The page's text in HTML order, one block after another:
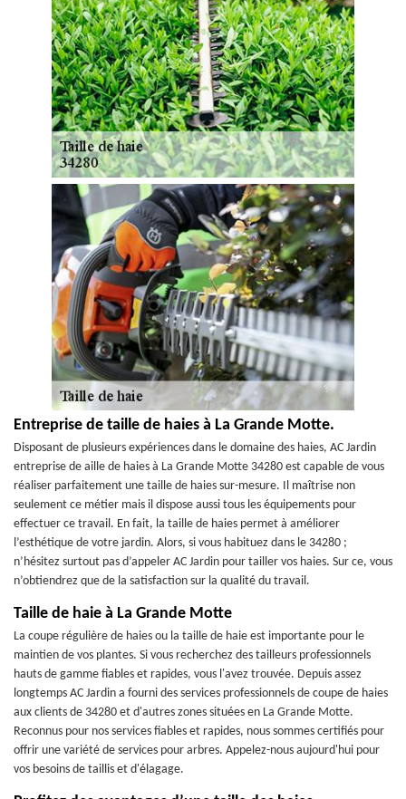
Entreprise de taille de haies à La Grande Motte.
Disposant de plusieurs expériences dans le domaine des haies, AC Jardin
entreprise de aille de haies à La Grande Motte 34280 est capable de vous
réaliser parfaitement une taille de haies sur-mesure. Il maîtrise non
seulement ce métier mais il dispose aussi tous les équipements pour
effectuer ce travail. En fait, la taille de haies permet à améliorer
l’esthétique de votre jardin. Alors, si vous habituez dans le 34280 ;
n’hésitez surtout pas d’appeler AC Jardin pour tailler vos haies. Sur ce, vous
n’obtiendrez que de la satisfaction sur la qualité du travail.
Taille de haie à La Grande Motte
La coupe régulière de haies ou la taille de haie est importante pour le
maintien de vos plantes. Si vous recherchez des tailleurs professionnels
hauts de gamme fiables et rapides, vous l'avez trouvée. Depuis assez
longtemps AC Jardin a fourni des services professionnels de coupe de haies
aux clients de 34280 et d'autres zones situées en La Grande Motte.
Reconnus pour nos services fiables et rapides, nous sommes certifiés pour
offrir une variété de services pour arbres. Appelez-nous aujourd'hui pour
vos besoins de taillis et d'élagage.